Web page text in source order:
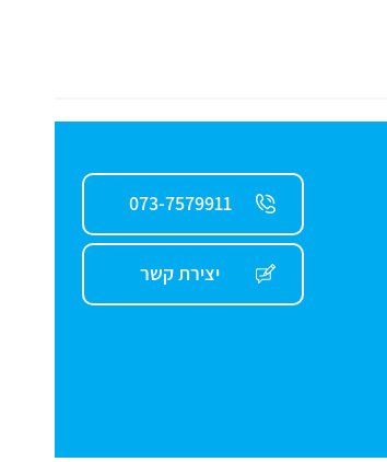
073-7579911
יצירת קשר